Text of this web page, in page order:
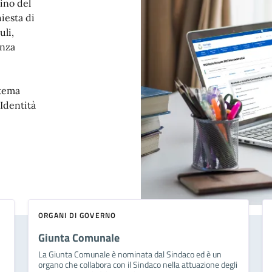
del
di
ORGANI DI GOVERNO
Giunta Comunale
La Giunta Comunale è nominata dal Sindaco ed è un
organo che collabora con il Sindaco nella attuazione degli